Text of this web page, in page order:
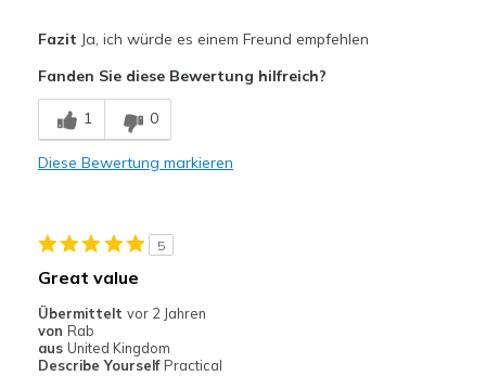
Nachteile
Need Navy soles
Feels true to width
Sizing
View On Shoes
Shoes are for Wearing
Fazit Ja, ich würde es einem Freund empfehlen
Fanden Sie diese Bewertung hilfreich?
1 0
Diese Bewertung markieren
5
Great value
Übermittelt vor 2 Jahren
von Rab
aus United Kingdom
Describe Yourself Practical